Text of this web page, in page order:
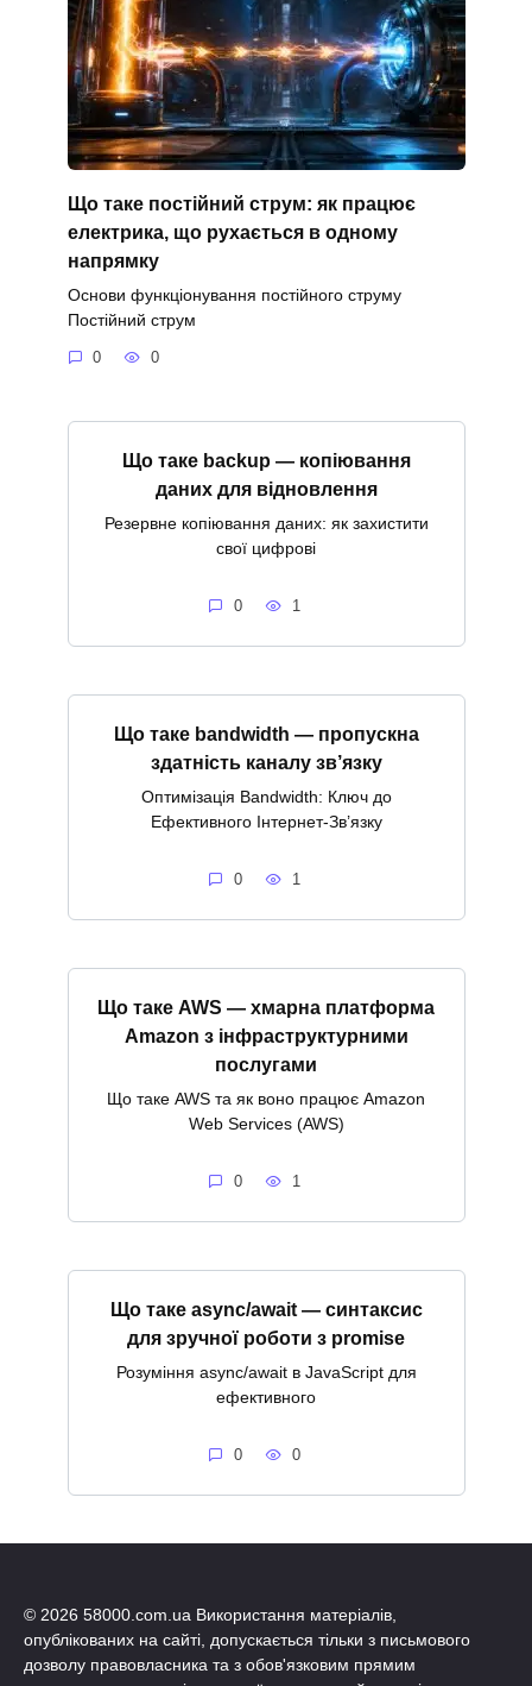
Що таке постійний струм: як працює
електрика, що рухається в одному
напрямку
Основи функціонування постійного струму
Постійний струм
0 0
Що таке backup — копіювання
даних для відновлення
Резервне копіювання даних: як захистити
свої цифрові
0 1
Що таке bandwidth — пропускна
здатність каналу зв’язку
Оптимізація Bandwidth: Ключ до
Ефективного Інтернет-Зв’язку
0 1
Що таке AWS — хмарна платформа
Amazon з інфраструктурними
послугами
Що таке AWS та як воно працює Amazon
Web Services (AWS)
0 1
Що таке async/await — синтаксис
для зручної роботи з promise
Розуміння async/await в JavaScript для
ефективного
0 0
© 2026 58000.com.ua Використання матеріалів,
опублікованих на сайті, допускається тільки з письмового
дозволу правовласника та з обов'язковим прямим